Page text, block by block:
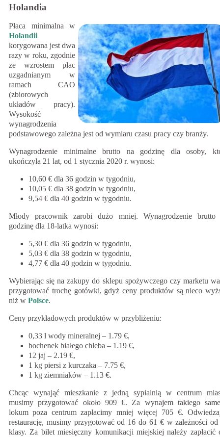
Holandia
Płaca minimalna w
Holandii
korygowana jest dwa
razy w roku, zgodnie
ze wzrostem płac
uzgadnianym w
ramach CAO
(zbiorowych
układów pracy).
Wysokość
wynagrodzenia
podstawowego zależna jest od wymiaru czasu pracy czy branży.
Wynagrodzenie minimalne brutto na godzinę dla osoby,
ukończyła 21 lat, od 1 stycznia 2020 r. wynosi:
10,60 € dla 36 godzin w tygodniu,
10,05 € dla 38 godzin w tygodniu,
9,54 € dla 40 godzin w tygodniu.
Młody pracownik zarobi dużo mniej. Wynagrodzenie brutto
godzinę dla 18-latka wynosi:
5,30 € dla 36 godzin w tygodniu,
5,03 € dla 38 godzin w tygodniu,
4,77 € dla 40 godzin w tygodniu.
Wybierając się na zakupy do sklepu spożywczego czy marketu
przygotować trochę gotówki, gdyż ceny produktów są nieco
niż w Polsce.
Ceny przykładowych produktów w przybliżeniu:
0,33 l wody mineralnej – 1.79 €,
bochenek białego chleba – 1.19 €,
12 jaj – 2.19 €,
1 kg piersi z kurczaka – 7.75 €,
1 kg ziemniaków – 1.13 €.
Chcąc wynająć mieszkanie z jedną sypialnią w centrum
musimy przygotować około 909 €. Za wynajem takiego
lokum poza centrum zapłacimy mniej więcej 705 €.
restaurację, musimy przygotować od 16 do 61 € w zależności
klasy. Za bilet miesięczny komunikacji miejskiej należy zapłacić